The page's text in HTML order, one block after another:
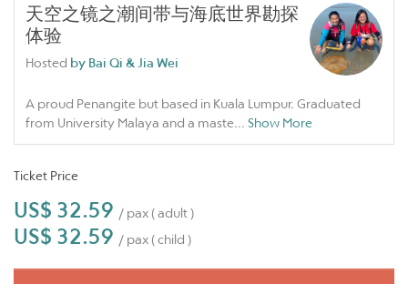
天空之镜之潮间带与海底世界勘探
体验
Hosted by Bai Qi & Jia Wei
A proud Penangite but based in Kuala Lumpur. Graduated
from University Malaya and a maste... Show More
Ticket Price
US$ 32.59 / pax ( adult )
US$ 32.59 / pax ( child )